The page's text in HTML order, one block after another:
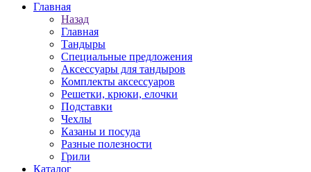
Главная
Назад
Главная
Тандыры
Специальные предложения
Аксессуары для тандыров
Комплекты аксессуаров
Решетки, крюки, елочки
Подставки
Чехлы
Казаны и посуда
Разные полезности
Грили
Каталог